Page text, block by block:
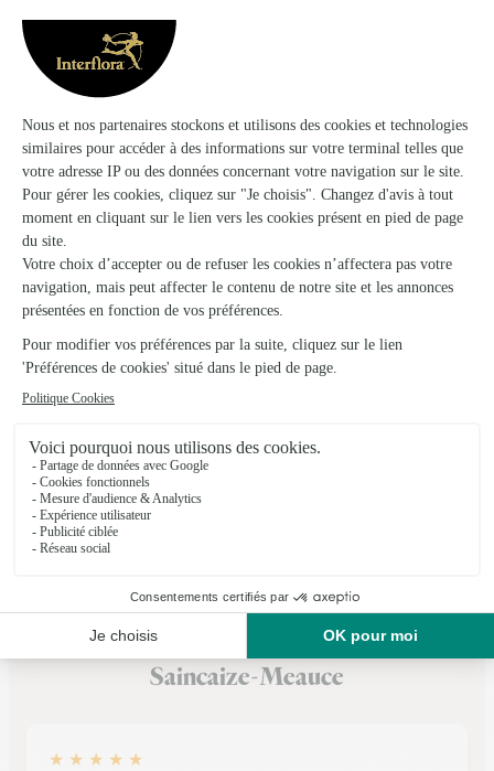
Lurcy Levis
★★★★5 (9)
Voir la boutique
★★ ★★★4.7 (32)
45, avenue de la République
Voir la boutique
Ils ont fait livrer des fleurs ou une plante à
Saincaize-Meauce
★ ★ ★ ★ ★